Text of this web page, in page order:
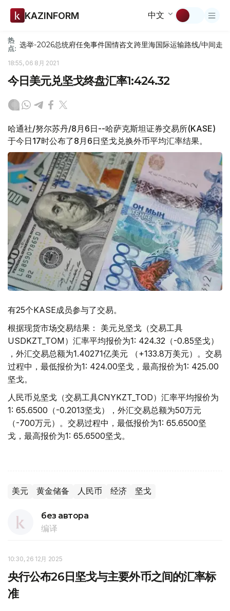
KAZINFORM 中文
热
点: 选举-2026总统府任免事件国情咨文跨里海国际运输路线/中间走廊
18:55, 06 8月 2021
今日美元兑坚戈终盘汇率1:424.32
哈通社/努尔苏丹/8月6日--哈萨克斯坦证券交易所(KASE)
于今日17时公布了8月6日坚戈兑换外币平均汇率结果。
有25个KASE成员参与了交易。
根据现货市场交易结果： 美元兑坚戈（交易工具
USDKZT_TOM）汇率平均报价为1: 424.32（-0.85坚戈）
，外汇交易总额为1.40271亿美元 （+133.8万美元）。交易
过程中，最低报价为1: 424.00坚戈，最高报价为1: 425.00
坚戈。
人民币兑坚戈（交易工具CNYKZT_TOD）汇率平均报价为
1: 65.6500（-0.2013坚戈），外汇交易总额为50万元
（-700万元）。交易过程中，最低报价为1: 65.6500坚
戈，最高报价为1: 65.6500坚戈。
美元 黄金储备 人民币 经济 坚戈
без автора
编译
10:30, 26 12月 2025
央行公布26日坚戈与主要外币之间的汇率标
准